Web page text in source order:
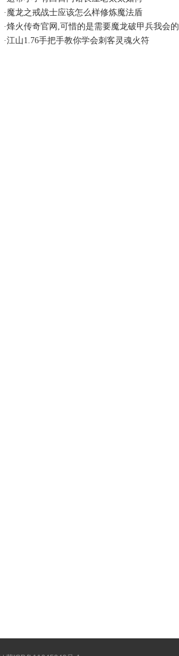
· 魔龙之戒战士应该怎么样修炼魔法盾
·烽火传奇官网,可惜的是需要魔龙破甲兵我会的
·江山1.76手把手教你学会刺客灵魂火符